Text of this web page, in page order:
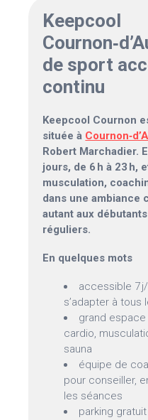
Keepcool
de sport
continu
Keepcool Cournon
située à
Robert Marchadier.
jours, de 6 h à 23 h,
musculation,
dans une ambiance
autant aux
réguliers.
En quelques mots
accessible 7 j/
s’adapter à
grand espace
cardio,
sauna
équipe de
pour conseiller,
les séances
parking